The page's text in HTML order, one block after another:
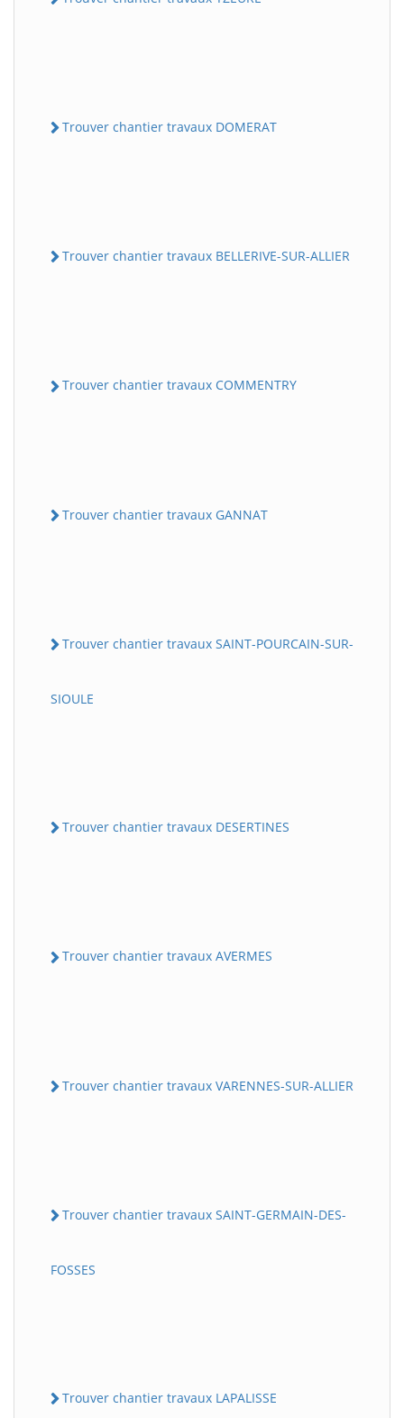
Trouver chantier travaux DOMERAT
Trouver chantier travaux BELLERIVE-SUR-ALLIER
Trouver chantier travaux COMMENTRY
Trouver chantier travaux GANNAT
Trouver chantier travaux SAINT-POURCAIN-SUR-
SIOULE
Trouver chantier travaux DESERTINES
Trouver chantier travaux AVERMES
Trouver chantier travaux VARENNES-SUR-ALLIER
Trouver chantier travaux SAINT-GERMAIN-DES-
FOSSES
Trouver chantier travaux LAPALISSE